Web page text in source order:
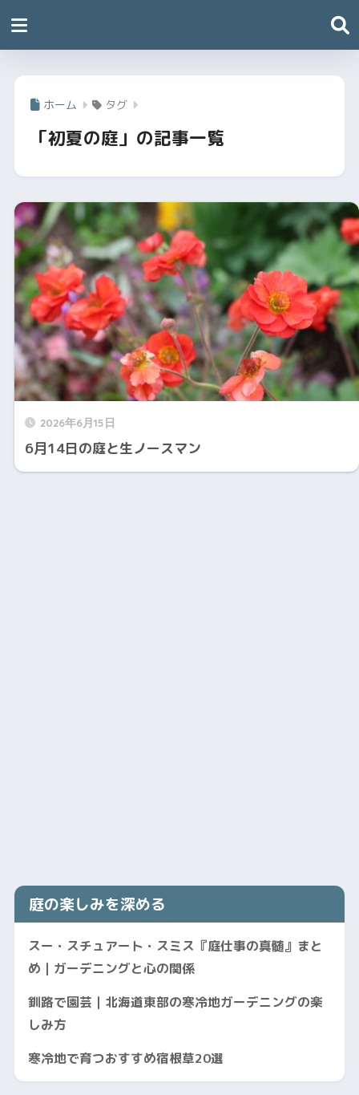
ホーム タグ
「初夏の庭」の記事一覧
2026年6月15日
6月14日の庭と生ノースマン
庭の楽しみを深める
スー・スチュアート・スミス『庭仕事の真髄』まと
め｜ガーデニングと心の関係
釧路で園芸｜北海道東部の寒冷地ガーデニングの楽
しみ方
寒冷地で育つおすすめ宿根草20選